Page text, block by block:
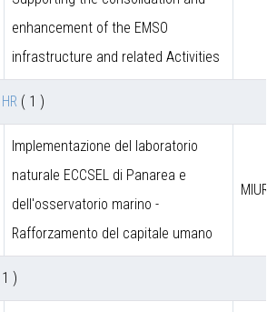
enhancement of the EMSO
infrastructure and related Activities
( 1 )
Implementazione del laboratorio
naturale ECCSEL di Panarea e
dell'osservatorio marino -
Rafforzamento del capitale umano
MIUR
)